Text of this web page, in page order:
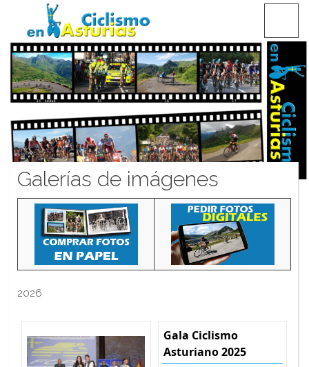
CICLISMO EN ASTURIAS
Galerías de imágenes
2026
Gala Ciclismo
Asturiano 2025